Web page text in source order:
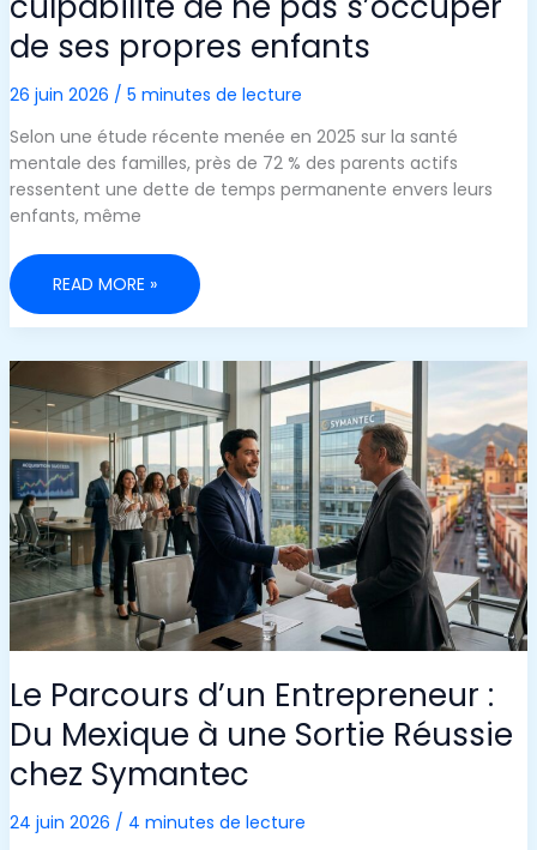
de ses propres enfants
26 juin 2026 / 5 minutes de lecture
Selon une étude récente menée en 2025 sur la santé
mentale des familles, près de 72 % des parents actifs
ressentent une dette de temps permanente envers leurs
enfants, même
COMMENT
LA
CULPABILITÉ
NE
S’OCCUPER
DE
SES
PROPRES
ENFANTS
READ MORE »
Le Parcours d’un Entrepreneur :
Du Mexique à une Sortie Réussie
chez Symantec
24 juin 2026 / 4 minutes de lecture